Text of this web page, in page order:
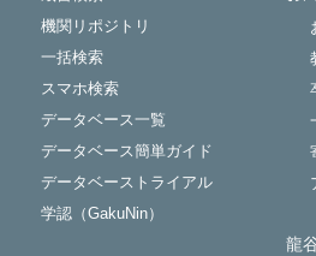
機関リポジトリ
一括検索
スマホ検索
データベース一覧
データベース簡単ガイド
データベーストライアル
学認（GakuNin）
龍